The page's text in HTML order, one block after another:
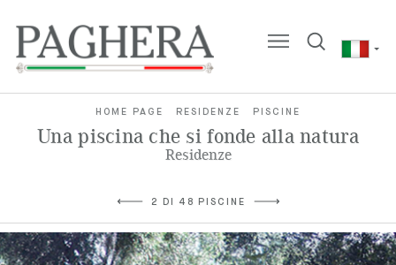
HOME PAGE RESIDENZE PISCINE
Una piscina che si fonde alla natura
Residenze
2 DI 48 PISCINE